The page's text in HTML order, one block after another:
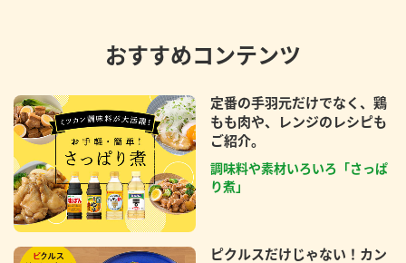
おすすめコンテンツ
定番の手羽元だけでなく、鶏
もも肉や、レンジのレシピも
ご紹介。
調味料や素材いろいろ「さっぱ
り煮」
ピクルスだけじゃない！カン